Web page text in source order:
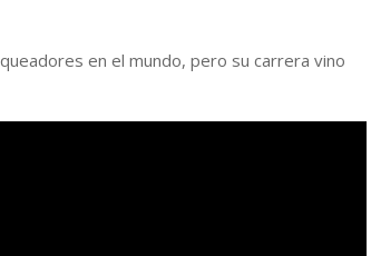
en el mundo, pero su carrera vino